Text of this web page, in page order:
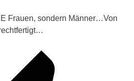
Frauen, sondern Männer…Von